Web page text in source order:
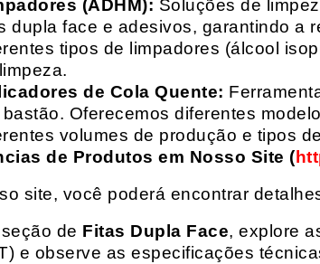
(ADHM): Soluções de
dupla face e adesivos, garantindo a
tipos de limpadores (álcool
de Cola Quente:
Oferecemos diferentes
volumes de produção e tipos
de Produtos em Nosso Site (
site, você poderá encontrar
de Fitas Dupla Face, explore
e observe as especificações